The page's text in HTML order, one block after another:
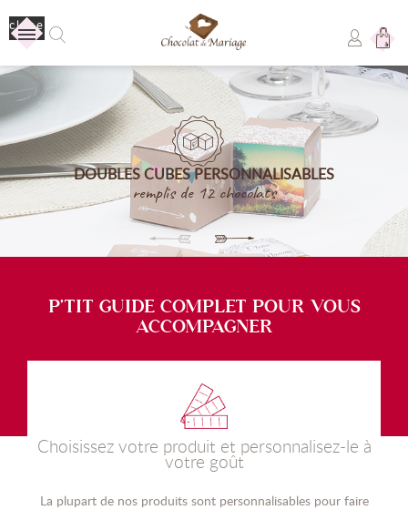
close
Livraison gratuite !
Livraison
0,00 €
TOTAL
COMMANDER
DOUBLES CUBES PERSONNALISABLES
remplis de 12 chocolats
P'TIT GUIDE COMPLET POUR VOUS
ACCOMPAGNER
Choisissez votre produit et personnalisez-le à
votre goût
La plupart de nos produits sont personnalisables pour faire